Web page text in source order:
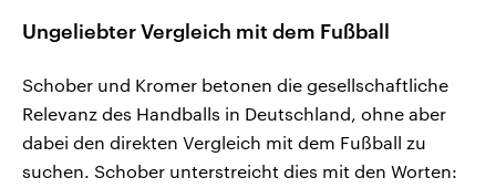
Ungeliebter Vergleich mit dem Fußball
Schober und Kromer betonen die gesellschaftliche
Relevanz des Handballs in Deutschland, ohne aber
dabei den direkten Vergleich mit dem Fußball zu
suchen. Schober unterstreicht dies mit den Worten: